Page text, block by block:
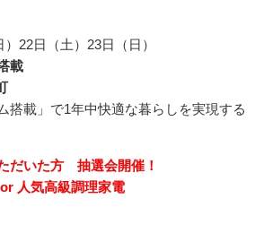
22日（土）23日（日）
載
搭載」で1年中快適な暮らしを実現する
だいた方 抽選会開催！
人気高級調理家電